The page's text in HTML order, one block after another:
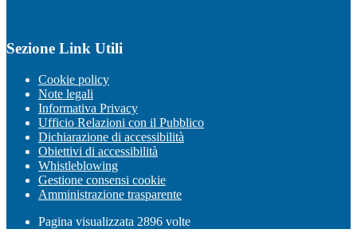
Sezione Link Utili
Cookie policy
Note legali
Informativa Privacy
Ufficio Relazioni con il Pubblico
Dichiarazione di accessibilità
Obiettivi di accessibilità
Whistleblowing
Gestione consensi cookie
Amministrazione trasparente
Pagina visualizzata 2896 volte